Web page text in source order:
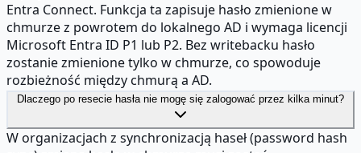
Entra Connect. Funkcja ta zapisuje hasło zmienione w
chmurze z powrotem do lokalnego AD i wymaga licencji
Microsoft Entra ID P1 lub P2. Bez writebacku hasło
zostanie zmienione tylko w chmurze, co spowoduje
rozbieżność między chmurą a AD.
Dlaczego po resecie hasła nie mogę się zalogować przez kilka minut?
W organizacjach z synchronizacją haseł (password hash